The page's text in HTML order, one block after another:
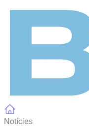
Notícies